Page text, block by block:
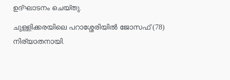
ഉദ്ഘാടനം ചെയ്തു.
ചുള്ളിക്കരയിലെ പറാശ്ശേരിയിൽ ജോസഫ് (78)
നിര്യാതനായി.